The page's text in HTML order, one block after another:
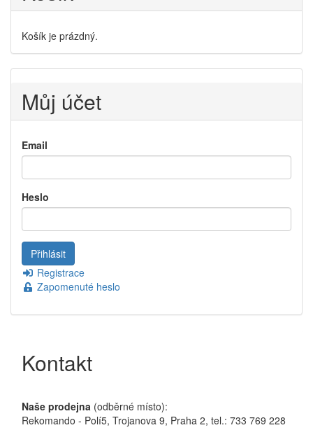
Košík je prázdný.
Můj účet
Email
Heslo
Registrace
Zapomenuté heslo
Kontakt
Naše prodejna (odběrné místo):
Rekomando - Polí5, Trojanova 9, Praha 2, tel.: 733 769 228